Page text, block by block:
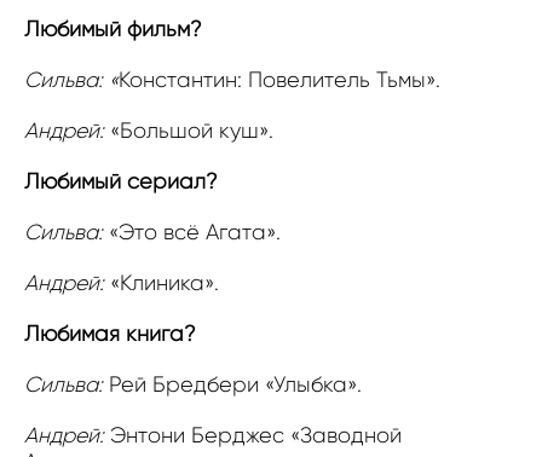
Любимый фильм?
Сильва: «Константин: Повелитель Тьмы».
Андрей:«Большой куш».
Любимый сериал?
Сильва:«Это всё Агата».
Андрей:«Клиника».
Любимая книга?
Сильва:Рей Бредбери «Улыбка».
Андрей:Энтони Берджес «Заводной